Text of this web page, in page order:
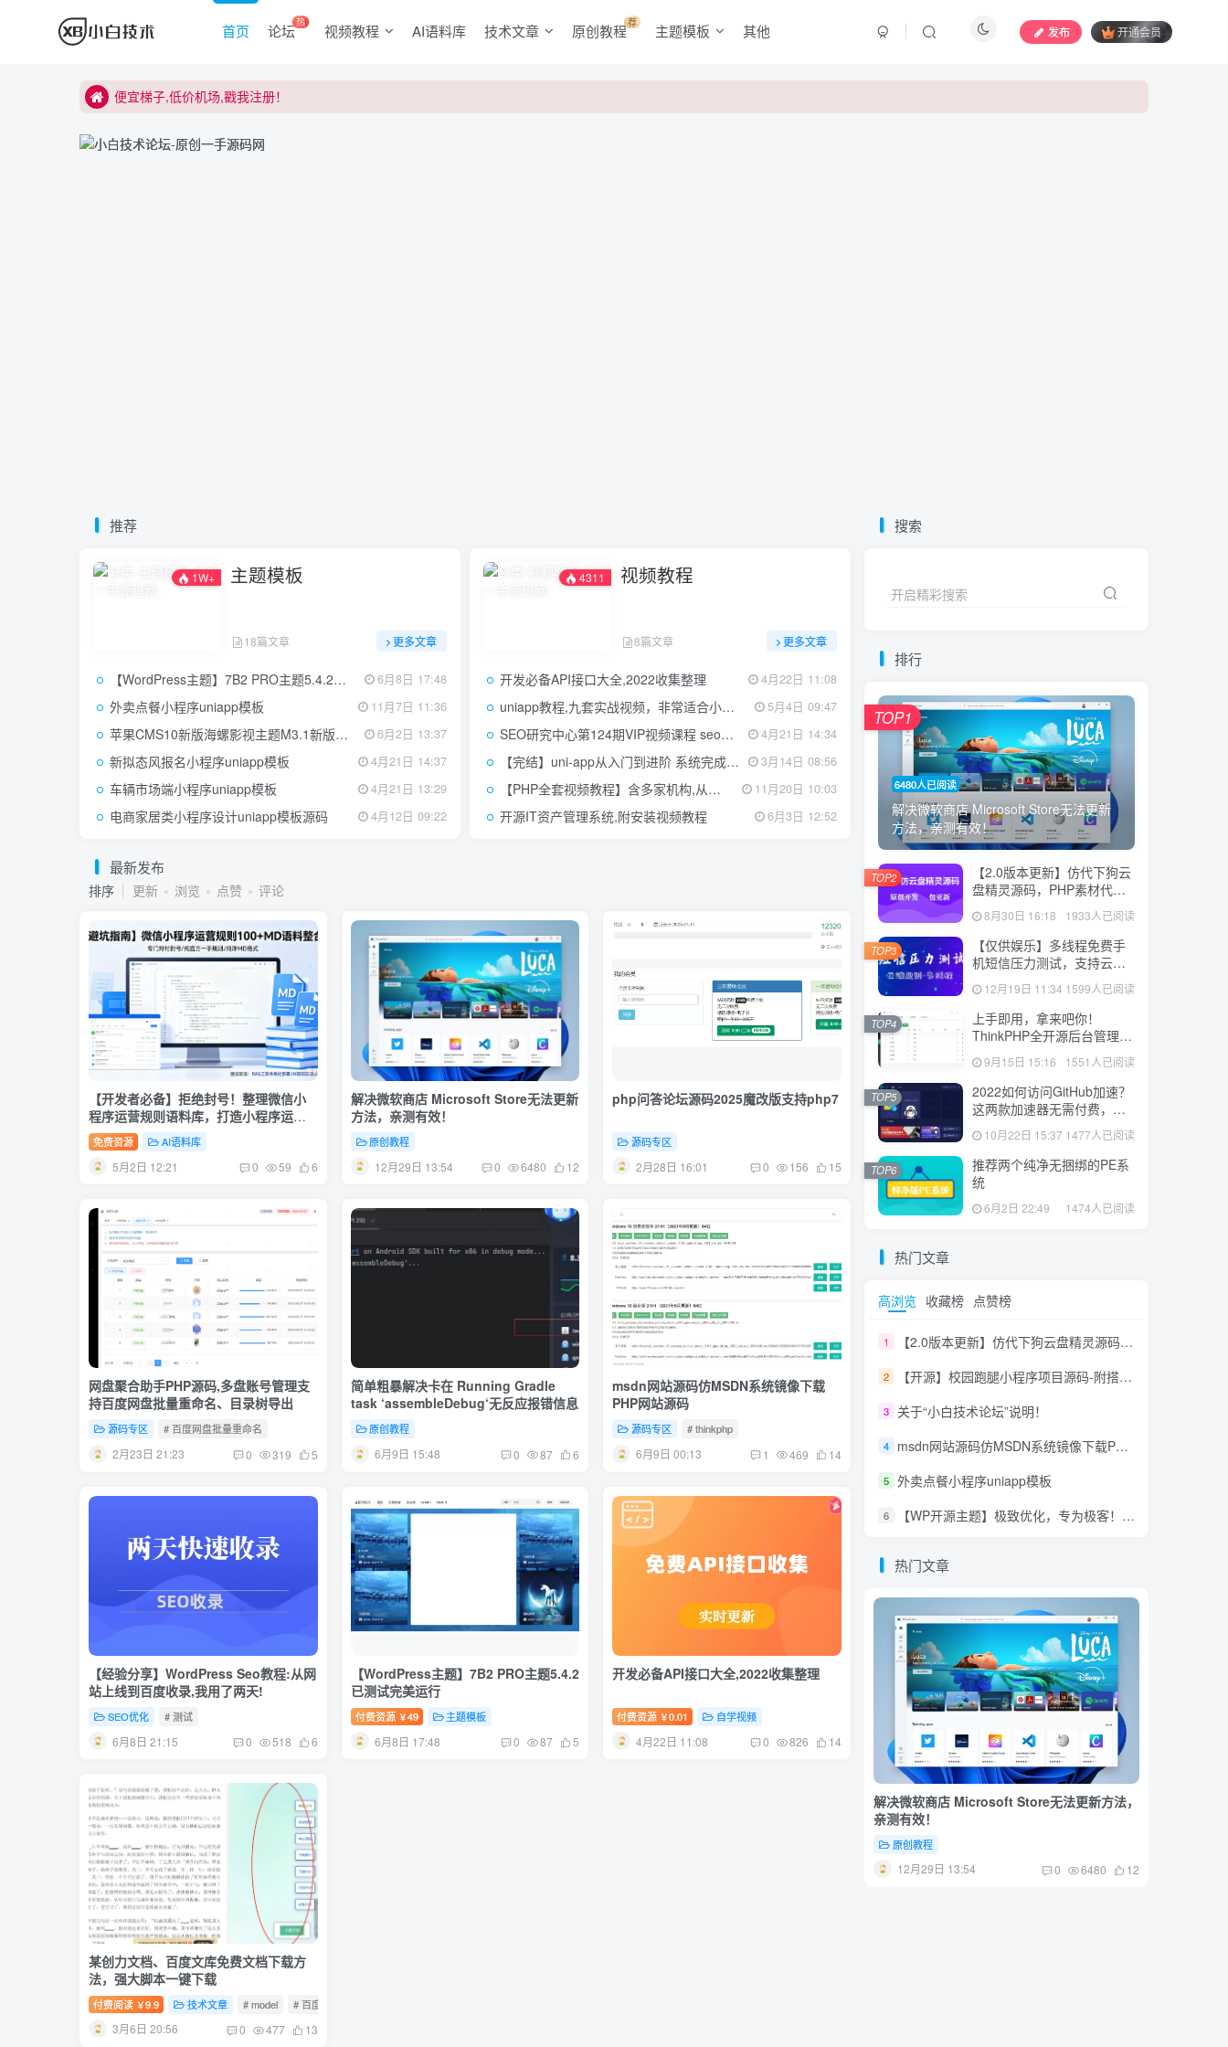
首页 论坛热 视频教程 AI语料库 技术文章 原创教程荐 主题模板 其他 发布 开通会员
便宜梯子,低价机场,戳我注册！
便宜梯子,低价机场,戳我注册！
推荐
1W+ 主题模板
18篇文章 更多文章
【WordPress主题】7B2 PRO主题5.4.2已测试完美运行 6月8日 17:48
外卖点餐小程序uniapp模板 11月7日 11:36
苹果CMS10新版海螺影视主题M3.1新版带后台,支持自适应，去授权解密版 6月2日 13:37
新拟态风报名小程序uniapp模板 4月21日 14:37
车辆市场端小程序uniapp模板 4月21日 13:29
电商家居类小程序设计uniapp模板源码 4月12日 09:22
4311 视频教程
8篇文章 更多文章
开发必备API接口大全,2022收集整理 4月22日 11:08
uniapp教程,九套实战视频，非常适合小白进阶 5月4日 09:47
SEO研究中心第124期VIP视频课程 seo培训机构 4月21日 14:34
【完结】uni-app从入门到进阶 系统完成项目实战 3月14日 08:56
【PHP全套视频教程】含多家机构,从基础到实战项目 11月20日 10:03
开源IT资产管理系统,附安装视频教程 6月3日 12:52
最新发布
排序 更新 浏览 点赞 评论
【开发者必备】拒绝封号！整理微信小
程序运营规则语料库，打造小程序运营
避坑助手
免费资源 AI语料库
5月2日 12:21 0 59 6
解决微软商店 Microsoft Store无法更新
方法，亲测有效！
原创教程
12月29日 13:54 0 6480 12
php问答论坛源码2025魔改版支持php7
源码专区
2月28日 16:01 0 156 15
网盘聚合助手PHP源码,多盘账号管理支
持百度网盘批量重命名、目录树导出
源码专区 # 百度网盘批量重命名
2月23日 21:23 0 319 5
简单粗暴解决卡在 Running Gradle
task ‘assembleDebug‘无反应报错信息
原创教程
6月9日 15:48 0 87 6
msdn网站源码仿MSDN系统镜像下载
PHP网站源码
源码专区 # thinkphp
6月9日 00:13 1 469 14
【经验分享】WordPress Seo教程:从网
站上线到百度收录,我用了两天!
SEO优化 # 测试
6月8日 21:15 0 518 6
【WordPress主题】7B2 PRO主题5.4.2
已测试完美运行
付费资源 ￥49 主题模板
6月8日 17:48 0 87 5
开发必备API接口大全,2022收集整理
付费资源 ￥0.01 自学视频
4月22日 11:08 0 826 14
某创力文档、百度文库免费文档下载方
法，强大脚本一键下载
付费阅读 ￥9.9 技术文章 # model # 百度文库免费下载
3月6日 20:56 0 477 13
热门文章
4 msdn网站源码仿MSDN系统镜像下载PHP网站源码
外卖点餐小程序uniapp模板
【WP开源主题】极致优化，专为极客！体积小|性能强|功能多|高性能|高颜值:CorePress 免费主题
搜索
开启精彩搜索
排行
6480人已阅读
解决微软商店 Microsoft Store无法更新
方法，亲测有效！
TOP1
【2.0版本更新】仿代下狗云
盘精灵源码，PHP素材代下
载搜索引擎系统运营版本，
持续更新中
8月30日 16:18 1933人已阅读
TOP2
【仅供娱乐】多线程免费手
机短信压力测试，支持云端
12月19日 11:34 1599人已阅读
TOP3
上手即用，拿来吧你！
ThinkPHP全开源后台管理系
9月15日 15:16 1551人已阅读
TOP4
2022如何访问GitHub加速？
这两款加速器无需付费，无
10月22日 15:37 1477人已阅读
TOP5
推荐两个纯净无捆绑的PE系
统
6月2日 22:49 1474人已阅读
TOP6
热门文章
高浏览 收藏榜 点赞榜
1 【2.0版本更新】仿代下狗云盘精灵源码，PHP素材代下载搜索引擎系统运营版本，持续更新中
2 【开源】校园跑腿小程序项目源码-附搭建视频
3 关于“小白技术论坛”说明！
4 msdn网站源码仿MSDN系统镜像下载PHP网站源码
5 外卖点餐小程序uniapp模板
6 【WP开源主题】极致优化，专为极客！体积小|性能强|功能多|高性能|高颜值:CorePress 免费主题
热门文章
解决微软商店 Microsoft Store无法更新方法，
亲测有效！
原创教程
12月29日 13:54 0 6480 12